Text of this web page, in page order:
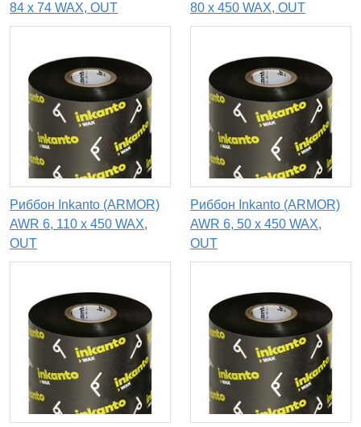
84 х 74 WAX, OUT
80 х 450 WAX, OUT
Риббон Inkanto (ARMOR)
AWR 6, 110 х 450 WAX,
OUT
Риббон Inkanto (ARMOR)
AWR 6, 50 х 450 WAX,
OUT